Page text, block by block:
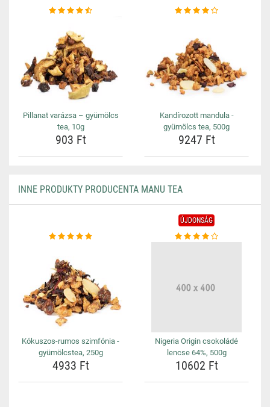
Pillanat varázsa – gyümölcs
tea, 10g
903 Ft
Kandírozott mandula -
gyümölcs tea, 500g
9247 Ft
INNE PRODUKTY PRODUCENTA MANU TEA
Kókuszos-rumos szimfónia -
gyümölcstea, 250g
4933 Ft
ÚJDONSÁG
Nigeria Origin csokoládé
lencse 64%, 500g
10602 Ft